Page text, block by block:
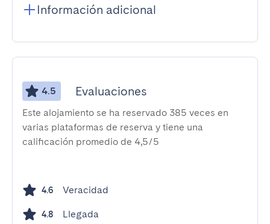
Información adicional
4.5 Evaluaciones
Este alojamiento se ha reservado 385 veces en
varias plataformas de reserva y tiene una
calificación promedio de 4,5/5
4.6 Veracidad
4.8 Llegada